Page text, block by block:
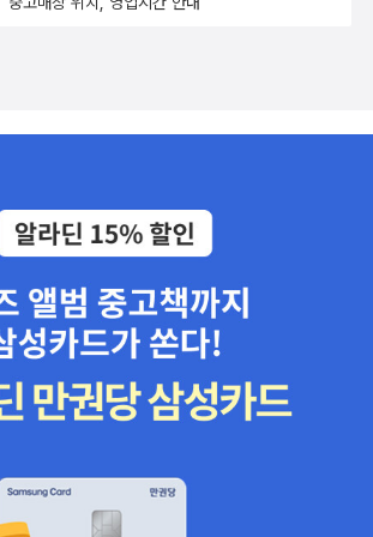
는 모두 연결되어 있는, 하나의 이야기라고 하기
결말이 있는.. 마플양의 활약이 돋보이며 처음
말그대로 살인예고시간에 살해된 남자!! 과연
별 상관없이 보이는 듯한 남자를 죽였는지.. 그
는 말이 점차 와 닿는 그런 살인사건에 관한 이
비뚤어진 사람들에 대한 이야기!!! 코난처럼
니는 꼬마악마와 같은 조세핀이 유난히도 기억
의 긴장감이 고스란히 느껴지면서도 마플양이
등장하는 것도 아니어서 독자가 고민을 하게
비스의 개념을 탑재했으면 좋겠다. ③가격이 기
…….^^ 선택은 여러분이 몫이다.. 애거서 크리스
동안 애거서 크리스티 전집 2 - 그리고 아무도
티 전집 3 - 오리엔트 특급 살인 애거서 크리스
여 애거서 크리스티 전집 5 - 애크로이드 살
티 전집 6 - 열세 가지 수수께끼 애거서 크리스
고합니다 애거서 크리스티 전집 8 - 비뚤어진
집 9 - 누명 애거서 크리스티 전집 10 - 움직이
의 괴사건 애거서 크리스티 전집 13 - 나일 강
티 전집 13 - 나일 강의 죽음 애거서 크리스티